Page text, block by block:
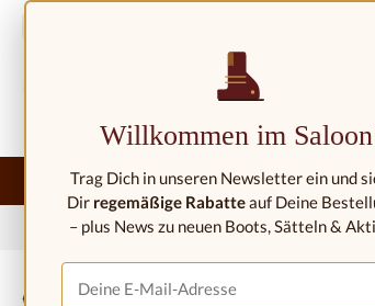
Home ★Neu★ Westernmode
Home Westernmode Westernstiefel
Cowboystiefel für Kinder
Willkommen im
Trag Dich in unseren Newsletter ein und
Dir regemäßige Rabatteauf Deine
– plus News zu neuen Boots, Sätteln &